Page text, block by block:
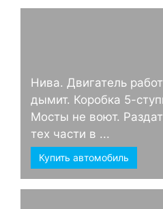
Нива. Двигатель
дымит. Коробка 5-
Мосты не воют.
тех части в ...
Купить автомобиль